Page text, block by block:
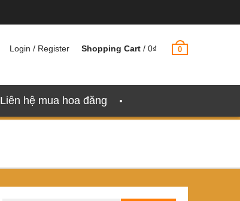
Login / Register Shopping Cart / 0₫ 0
Liên hệ mua hoa đăng